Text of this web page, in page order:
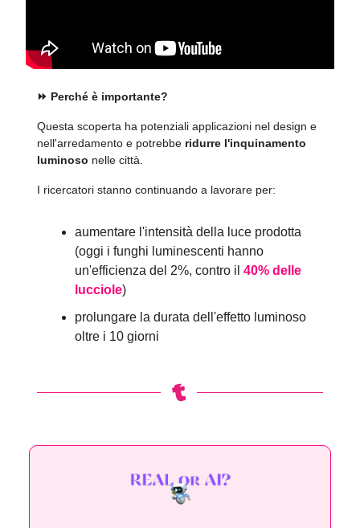
⏩️ Perché è importante?
Questa scoperta ha potenziali applicazioni nel design e
nell'arredamento e potrebbe ridurre l'inquinamento
luminoso nelle città.
I ricercatori stanno continuando a lavorare per:
aumentare l'intensità della luce prodotta
(oggi i funghi luminescenti hanno
un'efficienza del 2%, contro il 40% delle
lucciole)
prolungare la durata dell'effetto luminoso
oltre i 10 giorni